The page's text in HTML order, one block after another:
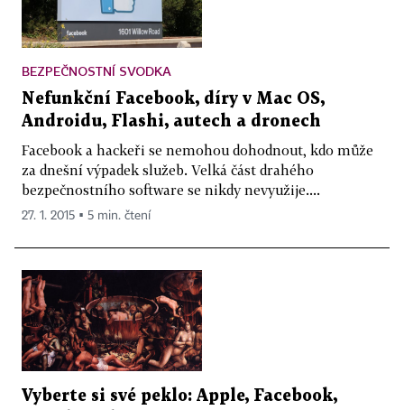
BEZPEČNOSTNÍ SVODKA
Nefunkční Facebook, díry v Mac OS,
Androidu, Flashi, autech a dronech
Facebook a hackeři se nemohou dohodnout, kdo může
za dnešní výpadek služeb. Velká část drahého
bezpečnostního software se nikdy nevyužije....
27. 1. 2015 ▪ 5 min. čtení
Vyberte si své peklo: Apple, Facebook,